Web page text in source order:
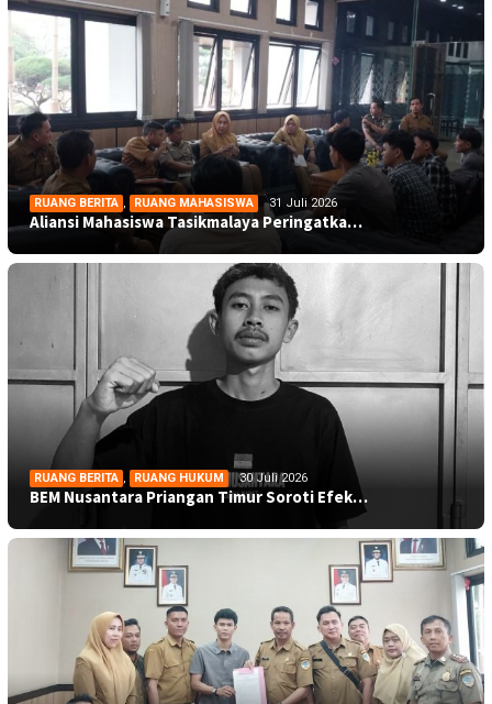
RUANG BERITA , RUANG MAHASISWA 31 Juli 2026
Aliansi Mahasiswa Tasikmalaya Peringatka…
RUANG BERITA , RUANG HUKUM 30 Juli 2026
BEM Nusantara Priangan Timur Soroti Efek…